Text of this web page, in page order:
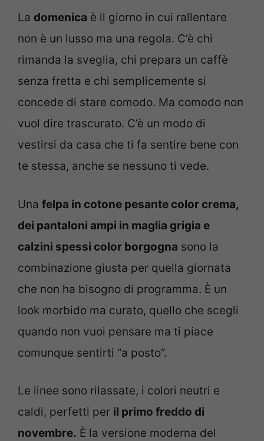
La domenica è il giorno in cui rallentare
non è un lusso ma una regola. C’è chi
rimanda la sveglia, chi prepara un caffè
senza fretta e chi semplicemente si
concede di stare comodo. Ma comodo non
vuol dire trascurato. C’è un modo di
vestirsi da casa che ti fa sentire bene con
te stessa, anche se nessuno ti vede.
Una felpa in cotone pesante color crema,
dei pantaloni ampi in maglia grigia e
calzini spessi color borgogna sono la
combinazione giusta per quella giornata
che non ha bisogno di programma. È un
look morbido ma curato, quello che scegli
quando non vuoi pensare ma ti piace
comunque sentirti “a posto”.
Le linee sono rilassate, i colori neutri e
caldi, perfetti per il primo freddo di
novembre. È la versione moderna del